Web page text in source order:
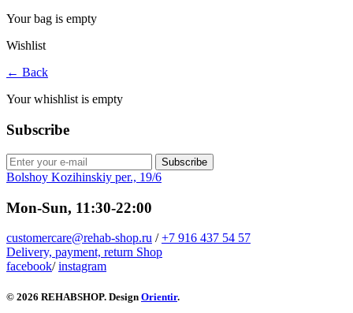
Your bag is empty
Wishlist
← Back
Your whishlist is empty
Subscribe
Subscribe
Bolshoy Kozihinskiy per., 19/6
Mon-Sun, 11:30-22:00
customercare@rehab-shop.ru / +7 916 437 54 57
Delivery, payment, return Shop
facebook/instagram
© 2026 REHABSHOP. Design Orientir.